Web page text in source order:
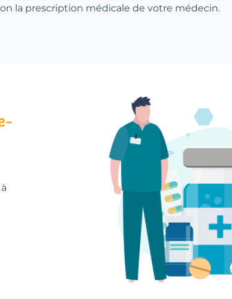
la prescription médicale de votre médecin.